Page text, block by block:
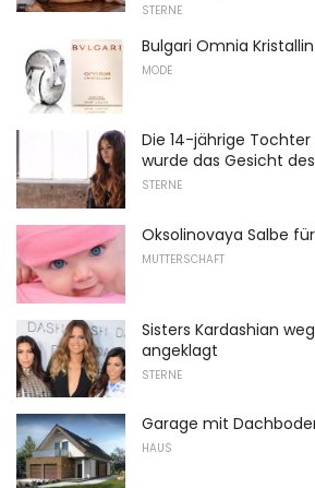
STERNE
Bulgari Omnia Kristallin
MODE
Die 14-jährige
wurde das Gesicht
STERNE
Oksolinovaya Salbe
MUTTERSCHAFT
Sisters Kardashian
angeklagt
STERNE
Garage mit
HAUS